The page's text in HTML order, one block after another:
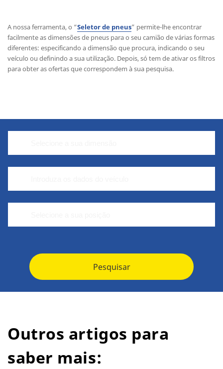
A nossa ferramenta, o “Seletor de pneus” permite-lhe encontrar
facilmente as dimensões de pneus para o seu camião de várias formas
diferentes: especificando a dimensão que procura, indicando o seu
veículo ou definindo a sua utilização. Depois, só tem de ativar os filtros
para obter as ofertas que correspondem à sua pesquisa.
Pesquisar
Outros artigos para
saber mais: